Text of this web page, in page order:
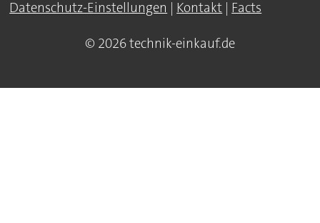
Datenschutz-Einstellungen | Kontakt | Facts
© 2026 technik-einkauf.de